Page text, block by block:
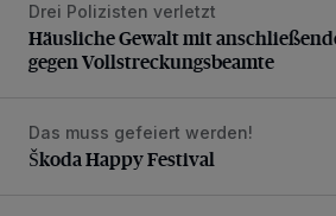
Häusliche Gewalt mit
Drei Polizisten verletzt
Häusliche Gewalt mit
gegen Vollstreckungsbeamte
Škoda Happy Festival
Das muss gefeiert werden!
Škoda Happy Festival